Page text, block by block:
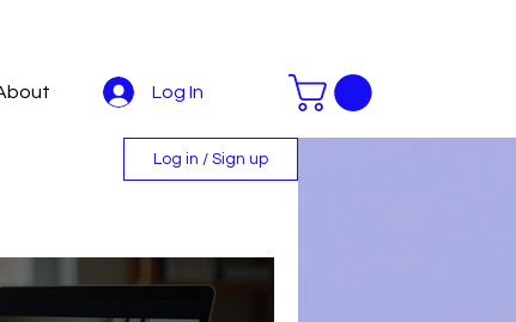
Log In
Log in / Sign up